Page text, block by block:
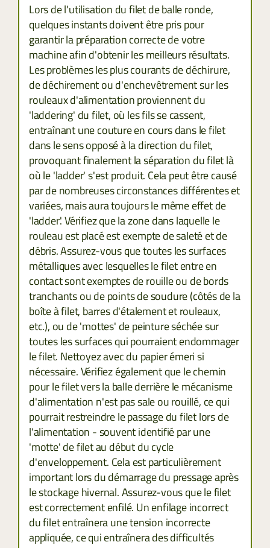
Lors de l'utilisation du filet de balle ronde,
quelques instants doivent être pris pour
garantir la préparation correcte de votre
machine afin d'obtenir les meilleurs résultats.
Les problèmes les plus courants de déchirure,
de déchirement ou d'enchevêtrement sur les
rouleaux d'alimentation proviennent du
'laddering' du filet, où les fils se cassent,
entraînant une couture en cours dans le filet
dans le sens opposé à la direction du filet,
provoquant finalement la séparation du filet là
où le 'ladder' s'est produit. Cela peut être causé
par de nombreuses circonstances différentes et
variées, mais aura toujours le même effet de
'ladder'. Vérifiez que la zone dans laquelle le
rouleau est placé est exempte de saleté et de
débris. Assurez-vous que toutes les surfaces
métalliques avec lesquelles le filet entre en
contact sont exemptes de rouille ou de bords
tranchants ou de points de soudure (côtés de la
boîte à filet, barres d'étalement et rouleaux,
etc.), ou de 'mottes' de peinture séchée sur
toutes les surfaces qui pourraient endommager
le filet. Nettoyez avec du papier émeri si
nécessaire. Vérifiez également que le chemin
pour le filet vers la balle derrière le mécanisme
d'alimentation n'est pas sale ou rouillé, ce qui
pourrait restreindre le passage du filet lors de
l'alimentation - souvent identifié par une
'motte' de filet au début du cycle
d'enveloppement. Cela est particulièrement
important lors du démarrage du pressage après
le stockage hivernal. Assurez-vous que le filet
est correctement enfilé. Un enfilage incorrect
du filet entraînera une tension incorrecte
appliquée, ce qui entraînera des difficultés